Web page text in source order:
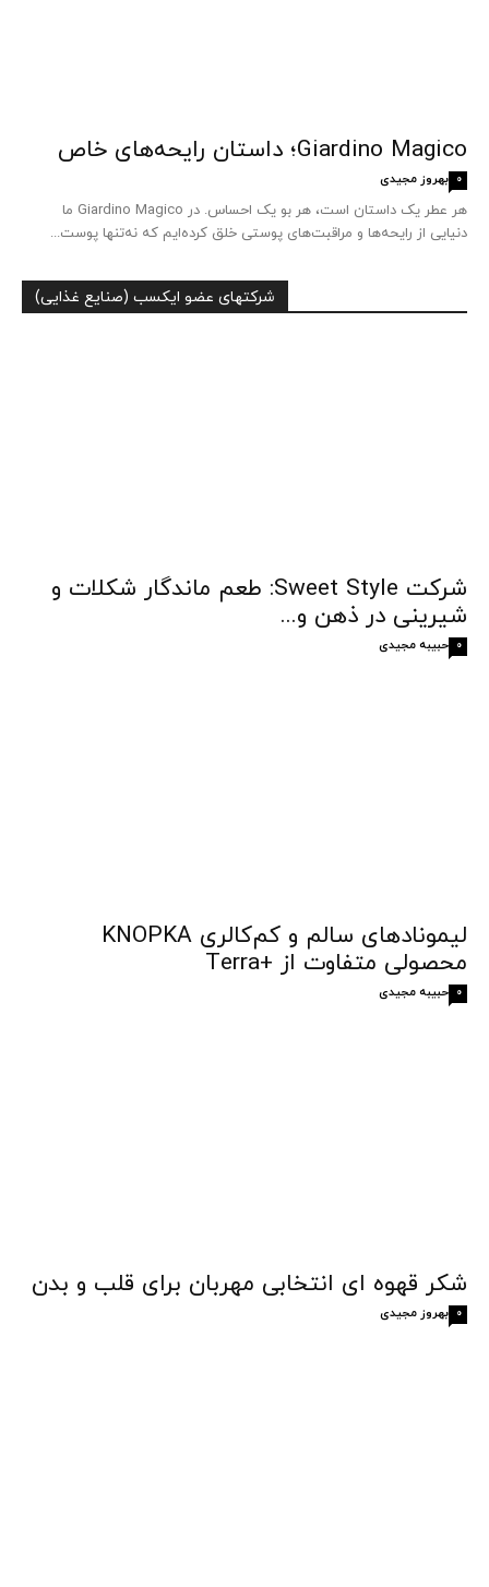
Giardino Magico؛ داستان رایحه‌های خاص
بهروز مجیدی 0
هر عطر یک داستان است، هر بو یک احساس. در Giardino Magico ما
دنیایی از رایحه‌ها و مراقبت‌های پوستی خلق کرده‌ایم که نه‌تنها پوست...
شرکتهای عضو ایکسب (صنایع غذایی)
شرکت Sweet Style: طعم ماندگار شکلات و
شیرینی در ذهن و...
حبیبه مجیدی 0
لیمونادهای سالم و کم‌کالری KNOPKA
محصولی متفاوت از +Terra
حبیبه مجیدی 0
شکر قهوه‌ ای انتخابی مهربان برای قلب و بدن
بهروز مجیدی 0